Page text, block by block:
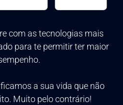
com as tecnologias mais
para te permitir ter maior
a sua vida que não
Muito pelo contrário!